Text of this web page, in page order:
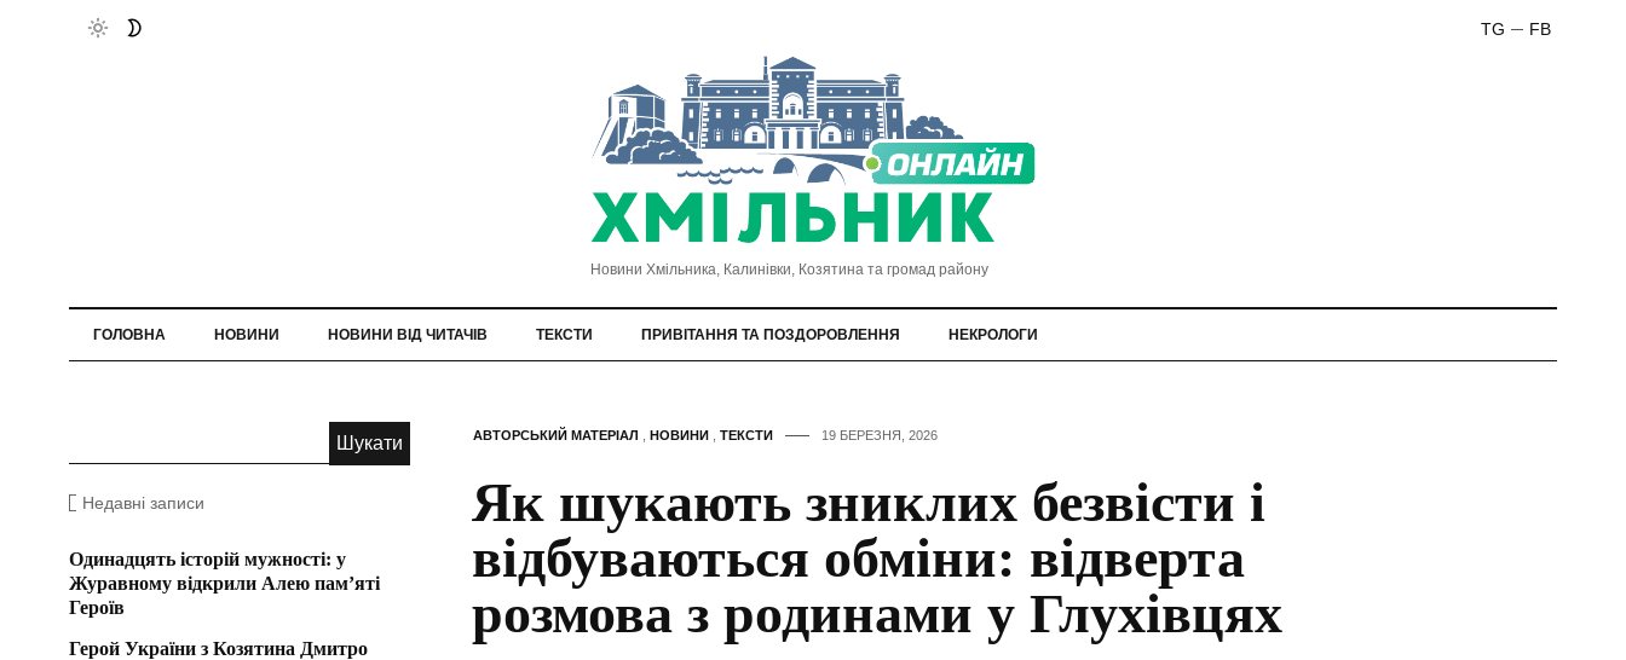
FB
TG
Новини Хмільника, Калинівки, Козятина та громад району
ГОЛОВНА НОВИНИ НОВИНИ ВІД ЧИТАЧІВ ТЕКСТИ ПРИВІТАННЯ ТА ПОЗДОРОВЛЕННЯ НЕКРОЛОГИ
АВТОРСЬКИЙ МАТЕРІАЛ НОВИНИ, ТЕКСТИ 19 БЕРЕЗНЯ, 2026
Як шукають зниклих безвісти і
відбуваються обміни: відверта
розмова з родинами у Глухівцях
Недавні записи
Одинадцять історій мужності: у
Журавному відкрили Алею пам’яті
Героїв
Герой України з Козятина Дмитро